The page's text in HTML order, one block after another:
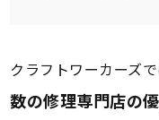
クラフトワーカーズ
数の修理専門店の